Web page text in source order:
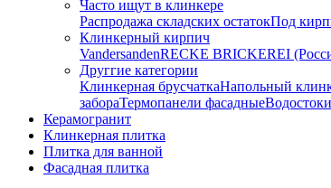
Часто ищут в клинкере
Распродажа складских остатокПод
Клинкерный кирпич
VandersandenRECKE BRICKEREI
Друггие категории
Клинкерная брусчаткаНапольный
забораТермопанели фасадныеВодостоки
Керамогранит
Клинкерная плитка
Плитка для ванной
Фасадная плитка